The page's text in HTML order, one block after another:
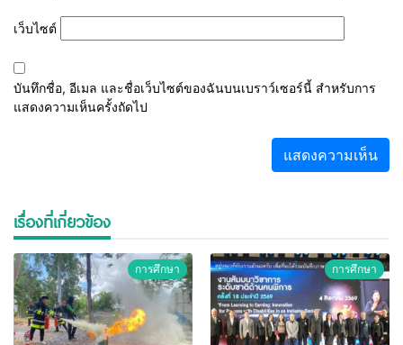
เว็บไซต์
บันทึกชื่อ, อีเมล และชื่อเว็บไซต์ของฉันบนเบราว์เซอร์นี้ สำหรับการ
แสดงความเห็นครั้งถัดไป
เรื่องที่เกี่ยวข้อง
การศึกษา การศึกษา